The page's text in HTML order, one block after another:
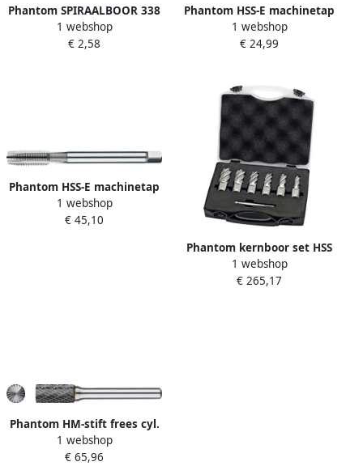
Phantom SPIRAALBOOR 338
HSS 4MM 11.450
1 webshop
€ 2,58
Phantom HSS-E machinetap
DIN371 M8x1.25mm
1 webshop
€ 24,99
Phantom HSS-E machinetap
DIN376 M12x1.75mm
1 webshop
€ 45,10
Phantom kernboor set HSS
25mm 12-22 7-dlg
1 webshop
€ 265,17
Phantom HM-stift frees cyl.
kopvertand B 12.7x25x6x69
TV3
1 webshop
€ 65,96